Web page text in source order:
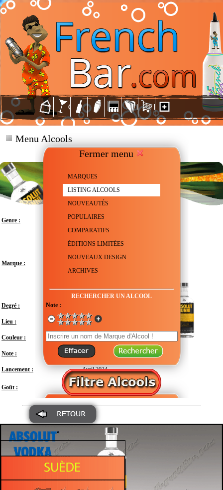
Fermer menu
MARQUES
LISTING ALCOOLS
NOUVEAUTÉS
POPULAIRES
COMPARATIFS
ÉDITIONS LIMITÉES
NOUVEAUX DESIGN
ARCHIVES
RECHERCHER UN ALCOOL
Note :
Menu Alcools
Genre : Vodka aromatisée au Miel
Marque :
Degré :
Lieu : Suède - Scanie - Åhus
Couleur : Transparent
Note : En attente de test
Lancement : Avril 2024
Goût : Doux